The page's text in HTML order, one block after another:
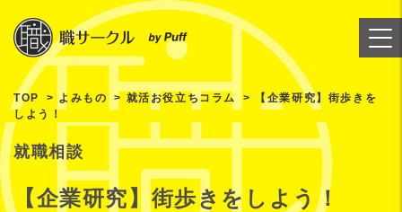
TOP よみもの 就活お役立ちコラム
【企業研究】街歩きを
しよう！
就職相談
【企業研究】街歩きをしよう！